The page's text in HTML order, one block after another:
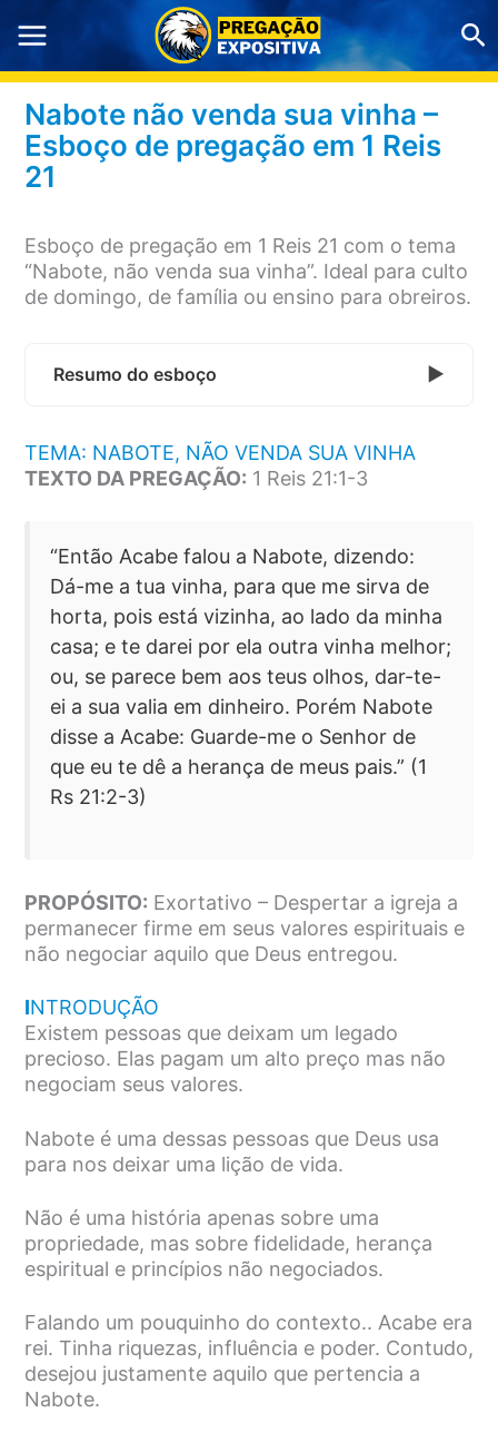
para
conteúdo
Nabote não venda sua vinha –
Esboço de pregação em 1 Reis
21
Esboço de pregação em 1 Reis 21 com o tema
“Nabote, não venda sua vinha”. Ideal para culto
de domingo, de família ou ensino para obreiros.
Resumo do esboço
TEMA: NABOTE, NÃO VENDA SUA VINHA
TEXTO DA PREGAÇÃO: 1 Reis 21:1-3
“Então Acabe falou a Nabote, dizendo:
Dá-me a tua vinha, para que me sirva de
horta, pois está vizinha, ao lado da minha
casa; e te darei por ela outra vinha melhor;
ou, se parece bem aos teus olhos, dar-te-
ei a sua valia em dinheiro. Porém Nabote
disse a Acabe: Guarde-me o Senhor de
que eu te dê a herança de meus pais.” (1
Rs 21:2-3)
PROPÓSITO: Exortativo – Despertar a igreja a
permanecer firme em seus valores espirituais e
não negociar aquilo que Deus entregou.
INTRODUÇÃO
Existem pessoas que deixam um legado
precioso. Elas pagam um alto preço mas não
negociam seus valores.
Nabote é uma dessas pessoas que Deus usa
para nos deixar uma lição de vida.
Não é uma história apenas sobre uma
propriedade, mas sobre fidelidade, herança
espiritual e princípios não negociados.
Falando um pouquinho do contexto.. Acabe era
rei. Tinha riquezas, influência e poder. Contudo,
desejou justamente aquilo que pertencia a
Nabote.